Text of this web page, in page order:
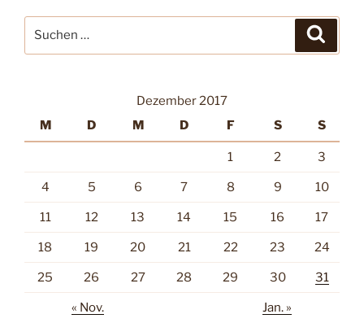
nach:
Dezember 2017
M
D M D F S S
1 2 3
4 5 6 7 8 9 10
11 12 13 14 15 16 17
18 19 20 21 22 23 24
25 26 27 28 29 30 31
« Nov. Jan. »